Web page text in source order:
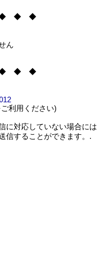
◆ ◆
ん
◆ ◆
利用ください)
に対応していない場合には
信することができます。.